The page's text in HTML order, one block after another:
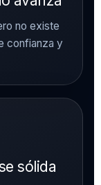
no existe
confianza y
sólida